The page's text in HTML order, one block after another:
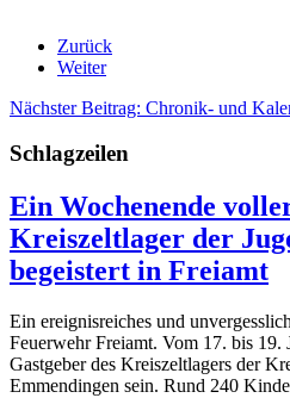
Zurück
Weiter
Nächster Beitrag: Chronik- und
Schlagzeilen
Ein Wochenende
Kreiszeltlager der
begeistert in Freiamt
Ein ereignisreiches und
Feuerwehr Freiamt. Vom 17. bis 19.
Gastgeber des Kreiszeltlagers der
Emmendingen sein. Rund 240